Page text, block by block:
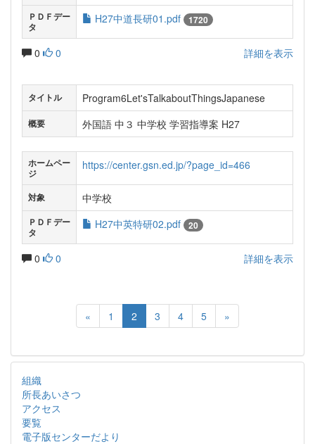
ＰＤＦデー
タ
H27中道長研01.pdf 1720
0 0 詳細を表示
タイトル Program6Let'sTalkaboutThingsJapanese
概要 外国語 中３ 中学校 学習指導案 H27
ホームペー
ジ
https://center.gsn.ed.jp/?page_id=466
対象 中学校
ＰＤＦデー
タ
H27中英特研02.pdf 20
0 0 詳細を表示
« 1 2 3 4 5 »
組織
所長あいさつ
アクセス
要覧
電子版センターだより